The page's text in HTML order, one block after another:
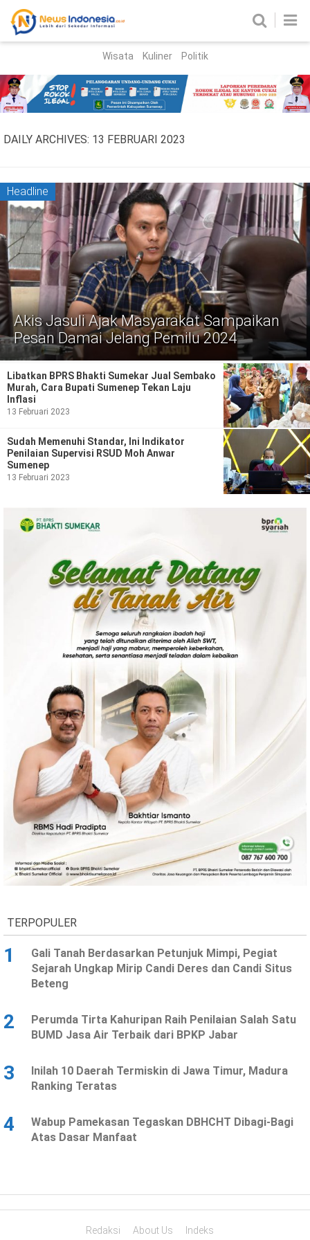
Parlemen
Nasional
Peristiwa
Hukum Kriminal
Korupsi
Politik
Gaya Hidup
Kesehatan Kuliner
Otomotif
Iptek
Pendidikan
SosBud
Budaya
Wisata
Olahraga
Birokrasi
News
Indonesia
Wisata Kuliner Politik
DAILY ARCHIVES: 13 FEBRUARI 2023
Headline
Akis Jasuli Ajak Masyarakat Sampaikan
Pesan Damai Jelang Pemilu 2024
Libatkan BPRS Bhakti Sumekar Jual Sembako
Murah, Cara Bupati Sumenep Tekan Laju
Inflasi
13 Februari 2023
Sudah Memenuhi Standar, Ini Indikator
Penilaian Supervisi RSUD Moh Anwar
Sumenep
13 Februari 2023
TERPOPULER
1
Gali Tanah Berdasarkan Petunjuk Mimpi, Pegiat
Sejarah Ungkap Mirip Candi Deres dan Candi Situs
Beteng
2
Perumda Tirta Kahuripan Raih Penilaian Salah Satu
BUMD Jasa Air Terbaik dari BPKP Jabar
3
Inilah 10 Daerah Termiskin di Jawa Timur, Madura
Ranking Teratas
4
Wabup Pamekasan Tegaskan DBHCHT Dibagi-Bagi
Atas Dasar Manfaat
Redaksi About Us Indeks